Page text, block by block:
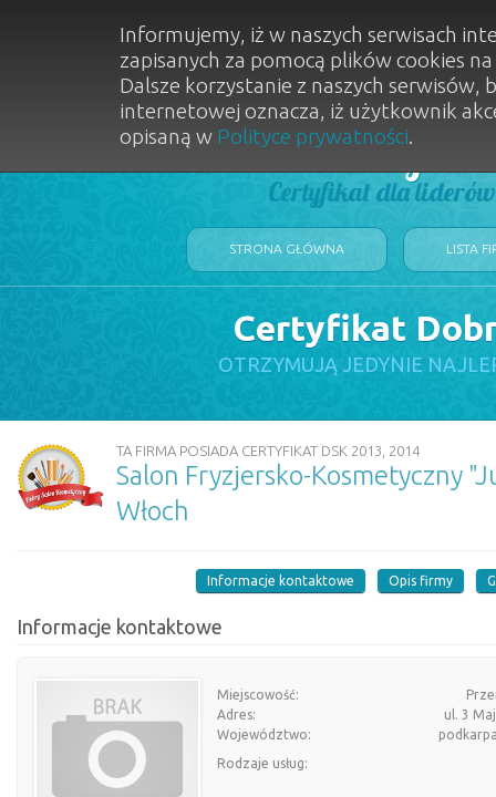
Dobry
Certyfikat dla
STRONA GŁÓWNA LISTA
Certyfikat
OTRZYMUJĄ JEDYNIE
TA FIRMA POSIADA CERTYFIKAT DSK 2013, 2014
Salon Fryzjersko-Kosmetyczny
Włoch
Informacje kontaktowe Opis firmy
Informacje kontaktowe
Miejscowość:
Adres:
ul. 3
Województwo:
Rodzaje usług:
Informujemy, iż w naszych serwisach
zapisanych za pomocą plików cookies
Dalsze korzystanie z naszych
internetowej oznacza, iż użytkownik
opisaną w Polityce prywatności.